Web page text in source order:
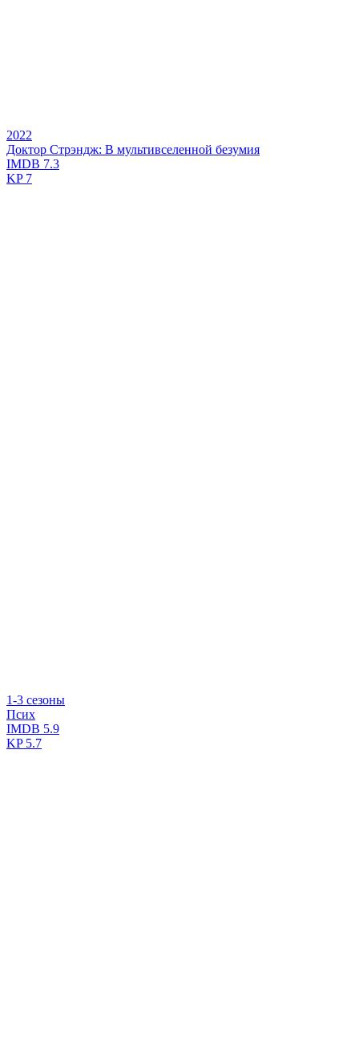
2022
Доктор Стрэндж: В мультивселенной безумия
IMDB 7.3
KP7
1-3 сезоны
Псих
IMDB 5.9
KP5.7